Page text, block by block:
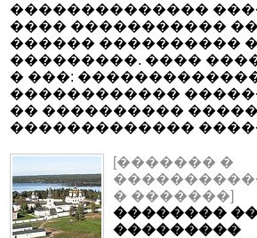
��������������
���� �����������
������ ���������� �
���������. ����
� ���:
������������
�� ����������
�������������
[������� �
� �������]
��������
���������